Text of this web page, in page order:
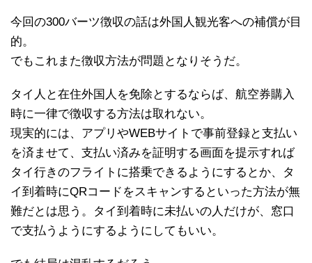
今回の300バーツ徴収の話は外国人観光客への補償が目
的。
でもこれまた徴収方法が問題となりそうだ。
タイ人と在住外国人を免除とするならば、航空券購入
時に一律で徴収する方法は取れない。
現実的には、アプリやWEBサイトで事前登録と支払い
を済ませて、支払い済みを証明する画面を提示すれば
タイ行きのフライトに搭乗できるようにするとか、タ
イ到着時にQRコードをスキャンするといった方法が無
難だとは思う。タイ到着時に未払いの人だけが、窓口
で支払うようにするようにしてもいい。